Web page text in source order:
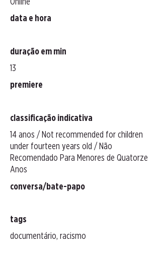
Online
data e hora
duração em min
13
premiere
classificação indicativa
14 anos / Not recommended for children
under fourteen years old / Não
Recomendado Para Menores de Quatorze
Anos
conversa/bate-papo
tags
documentário, racismo